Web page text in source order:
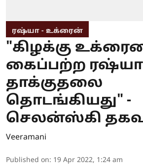
ரஷ்யா - உக்ரைன்
"கிழக்கு
கைப்பற்ற ரஷ்யா
தாக்குதலை
தொடங்கியது" -
செலன்ஸ்கி
Veeramani
Published on: 19 Apr 2022, 1:24 am